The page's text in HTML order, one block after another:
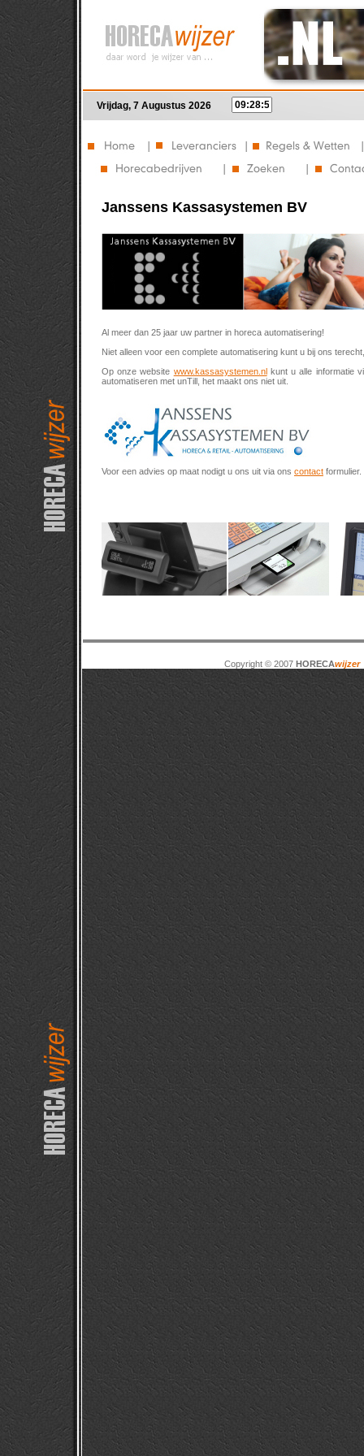
Vrijdag, 7 Augustus 2026
Janssens Kassasystemen BV
Al meer dan 25 jaar uw partner in horeca automatisering!
Niet alleen voor een complete automatisering kunt u bij ons
Op onze website www.kassasystemen.nlkunt u alle informatie
automatiseren met unTill, het maakt ons niet uit.
Voor een advies op maat nodigt u ons uit via ons contact formulier.
Copyright © 2007 HORECAwijzer|